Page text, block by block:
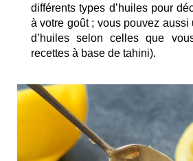
différents types d’huiles pour
à votre goût ; vous pouvez aussi
d’huiles selon celles que
recettes à base de tahini).